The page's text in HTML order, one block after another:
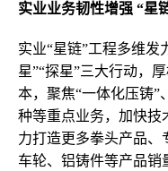
实业业务韧性增强 “星
实业“星链”工程多维发
星”“探星”三大行动，
本，聚焦“一体化压铸”
种等重点业务，加快技
力打造更多拳头产品、
车轮、铝铸件等产品销